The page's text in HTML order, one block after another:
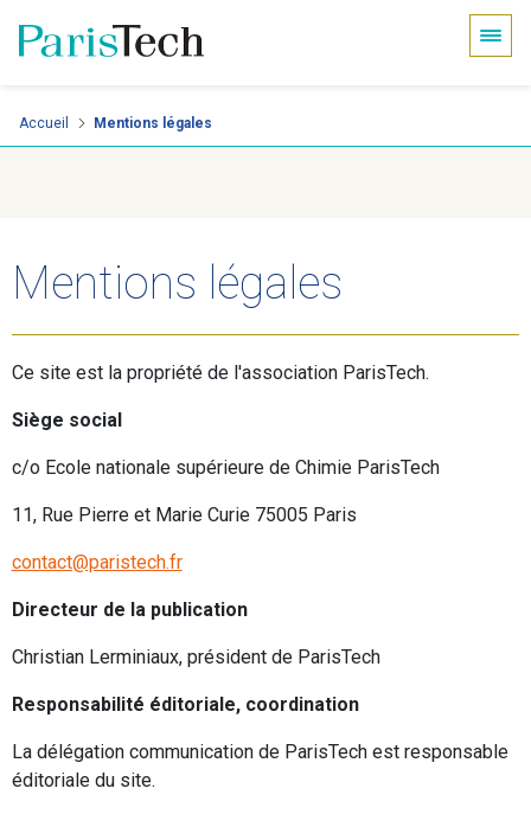
Aller
au
Accueil Mentions légales
Mentions légales
Ce site est la propriété de l'association ParisTech.
Siège social
c/o Ecole nationale supérieure de Chimie ParisTech
11, Rue Pierre et Marie Curie 75005 Paris
contact@paristech.fr
Directeur de la publication
Christian Lerminiaux, président de ParisTech
Responsabilité éditoriale, coordination
La délégation communication de ParisTech est responsable
éditoriale du site.